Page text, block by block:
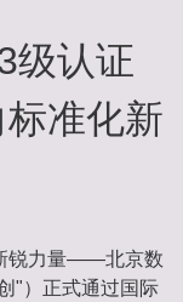
级认证
准化新
锐力量——北京数
"）正式通过国际